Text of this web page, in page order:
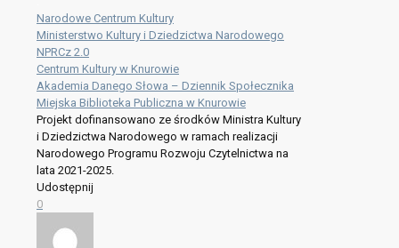
Narodowe Centrum Kultury
Ministerstwo Kultury i Dziedzictwa Narodowego
NPRCz 2.0
Centrum Kultury w Knurowie
Akademia Danego Słowa – Dziennik Społecznika
Miejska Biblioteka Publiczna w Knurowie
Projekt dofinansowano ze środków Ministra Kultury
i Dziedzictwa Narodowego w ramach realizacji
Narodowego Programu Rozwoju Czytelnictwa na
lata 2021-2025.
Udostępnij
0